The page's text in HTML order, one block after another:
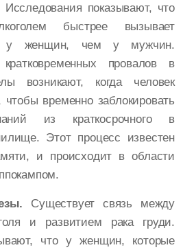
Исследования показывают, что
быстрее вызывает
у женщин, чем у мужчин.
провалов в
возникают, когда человек
чтобы временно заблокировать
из краткосрочного в
Этот процесс известен
и происходит в области
Существует связь между
и развитием рака груди.
что у женщин, которые